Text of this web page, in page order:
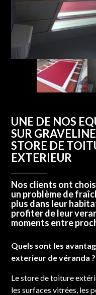
UNE DE NOS
SUR
STORE DE
EXTERIEUR
Nos clients ont
un problème de
plus dans leur
profiter de leur
moments entre
Quels sont les
exterieur de véranda ?
Le store de toiture
les surfaces vitrées, les